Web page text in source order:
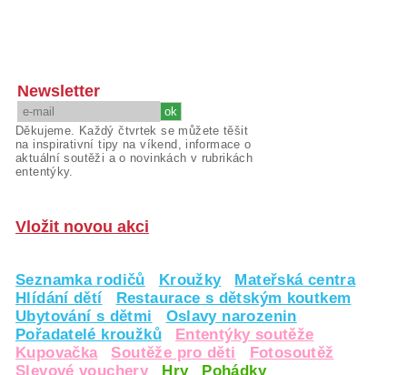
Newsletter
Děkujeme. Každý čtvrtek se můžete těšit
na inspirativní tipy na víkend, informace o
aktuální soutěži a o novinkách v rubrikách
ententýky.
Vložit novou akci
Seznamka rodičů Kroužky
Mateřská centra
Hlídání dětí
Restaurace s dětským koutkem
Ubytování s dětmi
Oslavy narozenin
Pořadatelé kroužků
Ententýky soutěže
Kupovačka
Soutěže pro děti
Fotosoutěž
Slevové vouchery
Hry Pohádky